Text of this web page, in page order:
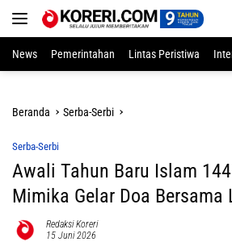
News
Pemerintahan Lintas Peristiwa
Beranda Serba-Serbi
Serba-Serbi
Awali Tahun Baru Islam
Mimika Gelar Doa Bersama
Redaksi Koreri
15 Juni 2026